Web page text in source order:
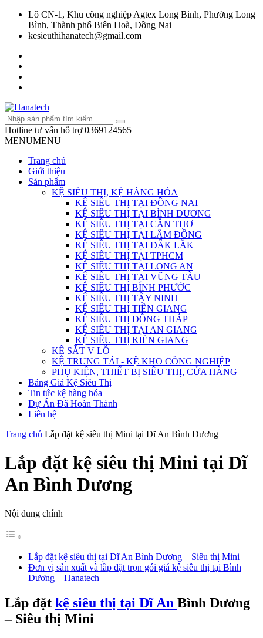
Lô CN-1, Khu công nghiệp Agtex Long Bình, Phường Long
Bình, Thành phố Biên Hoà, Đồng Nai
kesieuthihanatech@gmail.com
Hotline tư vấn hỗ trợ 0369124565
MENUMENU
Trang chủ
Giới thiệu
Sản phẩm
KỆ SIÊU THỊ, KỆ HÀNG HÓA
KỆ SIÊU THỊ TẠI ĐỒNG NAI
KỆ SIÊU THỊ TẠI BÌNH DƯƠNG
KỆ SIÊU THỊ TẠI CẦN THƠ
KỆ SIÊU THỊ TẠI LÂM ĐỒNG
KỆ SIÊU THỊ TẠI ĐẮK LẮK
KỆ SIÊU THỊ TẠI TPHCM
KỆ SIÊU THỊ TẠI LONG AN
KỆ SIÊU THỊ TẠI VŨNG TÀU
KỆ SIÊU THỊ BÌNH PHƯỚC
KỆ SIÊU THỊ TÂY NINH
KỆ SIÊU THỊ TIỀN GIANG
KỆ SIÊU THỊ ĐỒNG THÁP
KỆ SIÊU THỊ TẠI AN GIANG
KỆ SIÊU THỊ KIÊN GIANG
KỆ SẮT V LỖ
KỆ TRUNG TẢI - KỆ KHO CÔNG NGHIỆP
PHỤ KIỆN, THIẾT BỊ SIÊU THỊ, CỬA HÀNG
Bảng Giá Kệ Siêu Thị
Tin tức kệ hàng hóa
Dự Án Đã Hoàn Thành
Liên hệ
Trang chủ Lắp đặt kệ siêu thị Mini tại Dĩ An Bình Dương
Lắp đặt kệ siêu thị Mini tại Dĩ
An Bình Dương
Nội dung chính
Lắp đặt kệ siêu thị tại Dĩ An Bình Dương – Siêu thị Mini
Đơn vị sản xuất và lắp đặt trọn gói giá kệ siêu thị tại Bình
Dương – Hanatech
Lắp đặt kệ siêu thị tại Dĩ An Bình Dương
– Siêu thị Mini